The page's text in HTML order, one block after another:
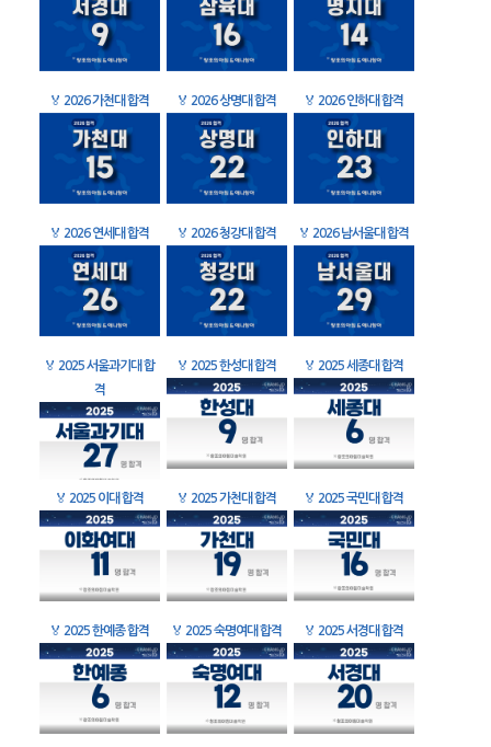
🏅 2026 가천대 합격 🏅 2026 상명대 합격 🏅 2026 인하대 합격
🏅 2026 연세대 합격 🏅 2026 청강대 합격 🏅 2026 남서울대 합격
🏅 2025 서울과기대 합
격
🏅 2025 한성대 합격 🏅 2025 세종대 합격
🏅 2025 이대 합격 🏅 2025 가천대 합격 🏅 2025 국민대 합격
🏅 2025 한예종 합격 🏅 2025 숙명여대 합격 🏅 2025 서경대 합격